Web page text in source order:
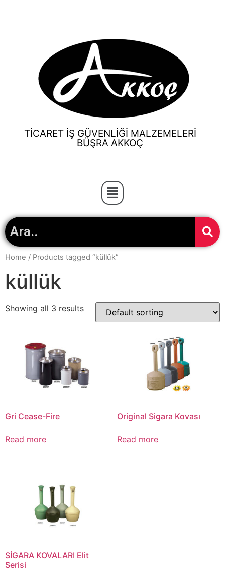
TİCARET İŞ GÜVENLİĞİ MALZEMELERİ
BÜŞRA AKKOÇ
Home / Products tagged “küllük”
küllük
Showing all 3 results
Gri Cease-Fire
Read more
Original Sigara Kovası
Read more
SİGARA KOVALARI Elit
Serisi